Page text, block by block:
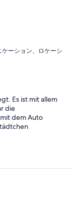
ーション、ロケーシ
Es ist mit allem
die
dem Auto